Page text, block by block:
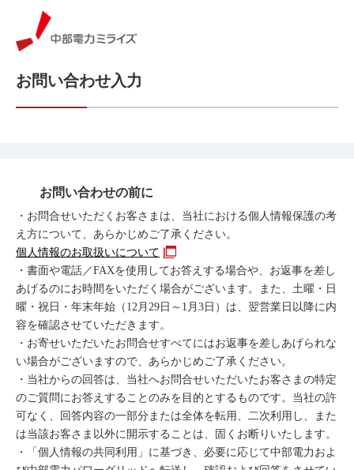
お問い合わせ入力
お問い合わせの前に
・お問合せいただくお客さまは、当社における個人情報保護の考
え方について、あらかじめご了承ください。
個人情報のお取扱いについて
・書面や電話／FAXを使用してお答えする場合や、お返事を差し
あげるのにお時間をいただく場合がございます。また、土曜・日
曜・祝日・年末年始（12月29日～1月3日）は、翌営業日以降に内
容を確認させていただきます。
・お寄せいただいたお問合せすべてにはお返事を差しあげられな
い場合がございますので、あらかじめご了承ください。
・当社からの回答は、当社へお問合せいただいたお客さまの特定
のご質問にお答えすることのみを目的とするものです。当社の許
可なく、回答内容の一部分または全体を転用、二次利用し、また
は当該お客さま以外に開示することは、固くお断りいたします。
・「個人情報の共同利用」に基づき、必要に応じて中部電力およ